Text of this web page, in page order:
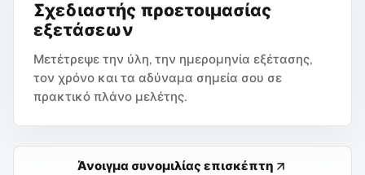
Σχεδιαστής προετοιμασίας
εξετάσεων
Μετέτρεψε την ύλη, την ημερομηνία εξέτασης,
τον χρόνο και τα αδύναμα σημεία σου σε
πρακτικό πλάνο μελέτης.
Άνοιγμα συνομιλίας επισκέπτη